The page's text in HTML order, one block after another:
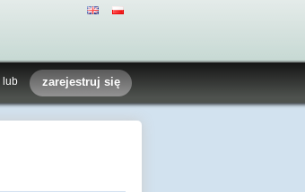
lub zarejestruj się